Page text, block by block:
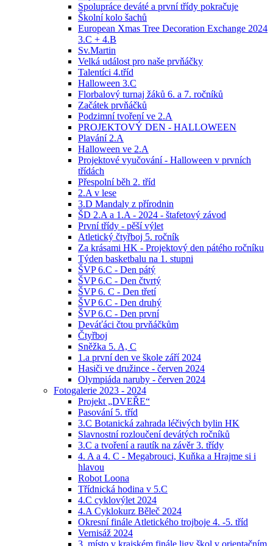
Spolupráce deváté a první třídy pokračuje
Školní kolo šachů
European Xmas Tree Decoration Exchange 2024
3.C + 4.B
Sv.Martin
Velká událost pro naše prvňáčky
Talentíci 4.tříd
Halloween 3.C
Florbalový turnaj žáků 6. a 7. ročníků
Začátek prvňáčků
Podzimní tvoření ve 2.A
PROJEKTOVÝ DEN - HALLOWEEN
Plavání 2.A
Halloween ve 2.A
Projektové vyučování - Halloween v prvních
třídách
Přespolní běh 2. tříd
2.A v lese
3.D Mandaly z přírodnin
ŠD 2.A a 1.A - 2024 - štafetový závod
První třídy - pěší výlet
Atletický čtyřboj 5. ročník
Za krásami HK - Projektový den pátého ročníku
Týden basketbalu na 1. stupni
ŠVP 6.C - Den pátý
ŠVP 6.C - Den čtvrtý
ŠVP 6. C - Den třetí
ŠVP 6.C - Den druhý
ŠVP 6.C - Den první
Deváťáci čtou prvňáčkům
Čtyřboj
Sněžka 5. A, C
1.a první den ve škole září 2024
Hasiči ve družince - červen 2024
Olympiáda naruby - červen 2024
Fotogalerie 2023 - 2024
Projekt „DVEŘE“
Pasování 5. tříd
3.C Botanická zahrada léčivých bylin HK
Slavnostní rozloučení devátých ročníků
3.C a tvoření a rautík na závěr 3. třídy
4. A a 4. C - Megabrouci, Kuňka a Hrajme si i
hlavou
Robot Loona
Třídnická hodina v 5.C
4.C cyklovýlet 2024
4.A Cyklokurz Běleč 2024
Okresní finále Atletického trojboje 4. -5. tříd
Vernisáž 2024